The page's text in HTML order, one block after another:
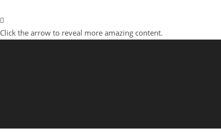
Click the arrow to reveal more amazing content.